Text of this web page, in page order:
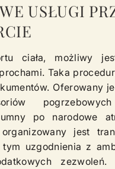
USŁUGI
ciała, możliwy
Taka
Oferowany
po narodowe
jest
uzgodnienia z
zezwoleń.